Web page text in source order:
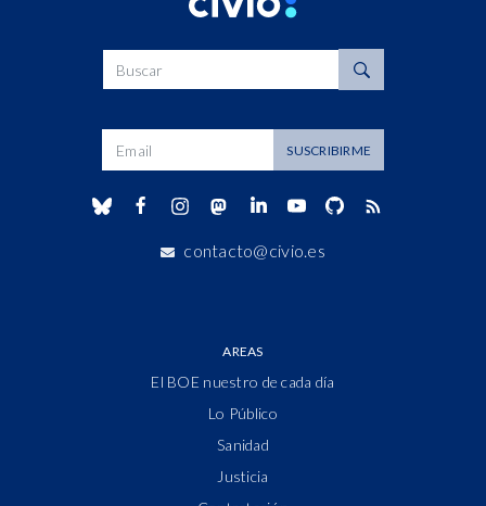
SUSCRIBIRME
contacto@civio.es
AREAS
El BOE nuestro de cada día
Lo Público
Sanidad
Justicia